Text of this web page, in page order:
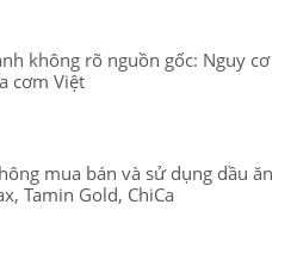
không rõ nguồn gốc: Nguy cơ
cơm Việt
mua bán và sử dụng dầu ăn
Tamin Gold, ChiCa